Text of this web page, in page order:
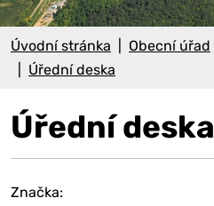
Úvodní stránka Obecní úřad
Úřední deska
Úřední deska
Značka: